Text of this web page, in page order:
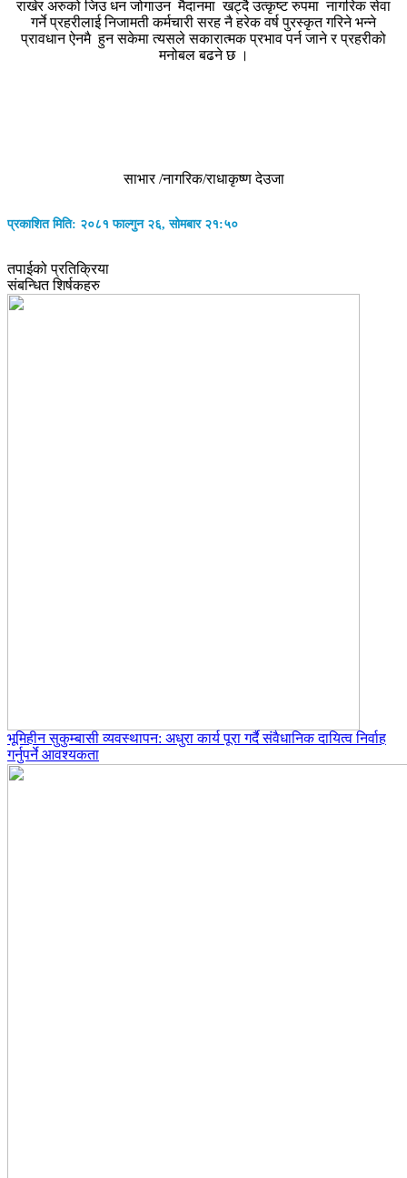
राखेर अरुको जिउ धन जोगाउन मैदानमा खट्दै उत्कृष्ट रुपमा नागरिक सेवा
गर्ने प्रहरीलाई निजामती कर्मचारी सरह नै हरेक वर्ष पुरस्कृत गरिने भन्ने
प्रावधान ऐनमै हुन सकेमा त्यसले सकारात्मक प्रभाव पर्न जाने र प्रहरीको
मनोबल बढने छ ।
साभार /नागरिक/राधाकृष्ण देउजा
प्रकाशित मिति: २०८१ फाल्गुन २६, सोमबार २१:५०
तपाईको प्रतिक्रिया
संबन्धित शिर्षकहरु
भूमिहीन सुकुम्बासी व्यवस्थापन: अधुरा कार्य पूरा गर्दै संवैधानिक दायित्व निर्वाह
गर्नुपर्ने आवश्यकता